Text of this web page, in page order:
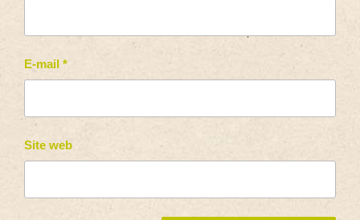
E-mail *
Site web